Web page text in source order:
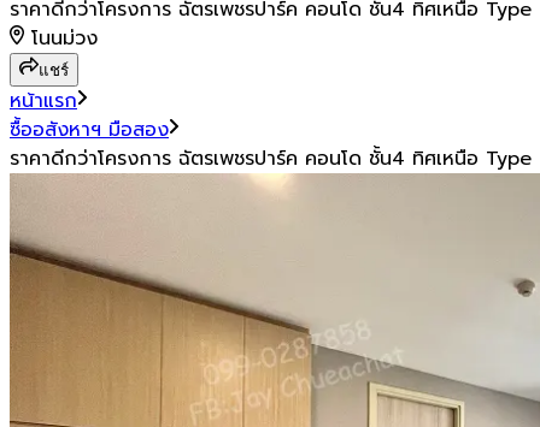
ราคาดีกว่าโครงการ ฉัตรเพชรปาร์ค คอนโด ชั้น4 ทิศเหนือ Type
โนนม่วง
แชร์
หน้าแรก
ซื้ออสังหาฯ มือสอง
ราคาดีกว่าโครงการ ฉัตรเพชรปาร์ค คอนโด ชั้น4 ทิศเหนือ Type